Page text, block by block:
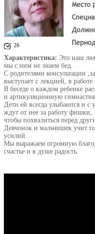
26
Место
Характеристика: Это наш
мы с ним не знаем бед.
С родителями консультации
выступает с лекцией, в
В беседе о каждом ребенке
и артикуляционную
Дети ей всегда улыбаются и с
ждут от нее за работу фишки,
чтобы похвалиться перед
Девчонок и мальчишек учит
усилий.
Мы выражаем огромную
счастье и в душе радость.